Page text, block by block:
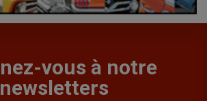
vous à notre
newsletters